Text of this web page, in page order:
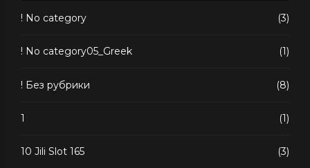
! No category (3)
! No category05_Greek (1)
! Без рубрики (8)
1 (1)
10 Jili Slot 165 (3)